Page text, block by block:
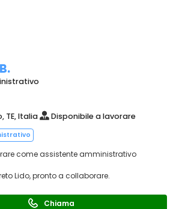
TE, Italia Disponibile a lavorare
come assistente amministrativo
Lido, pronto a collaborare.
Chiama